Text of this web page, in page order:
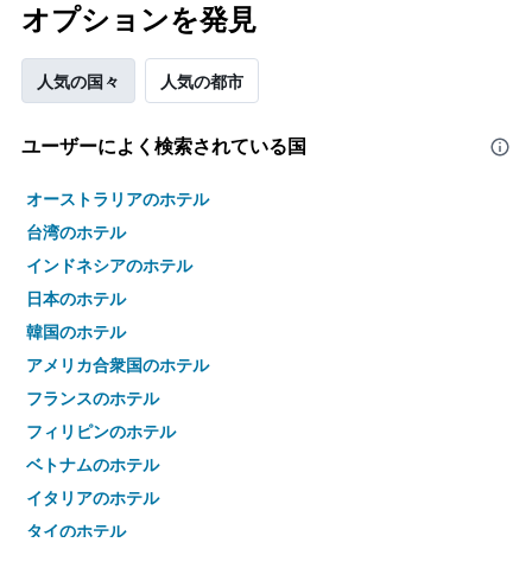
オプションを発見
人気の国々 人気の都市
ユーザーによく検索されている国
オーストラリアのホテル
台湾のホテル
インドネシアのホテル
日本のホテル
韓国のホテル
アメリカ合衆国のホテル
フランスのホテル
フィリピンのホテル
ベトナムのホテル
イタリアのホテル
タイのホテル